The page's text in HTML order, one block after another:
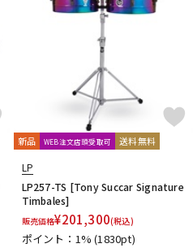
ヴィンテージ
新品 WEB注文店頭受取可 送料無料
LP
LP257-TS [Tony Succar Signature
Timbales]
販売価格¥201,300(税込)
ポイント：1%(1830pt)